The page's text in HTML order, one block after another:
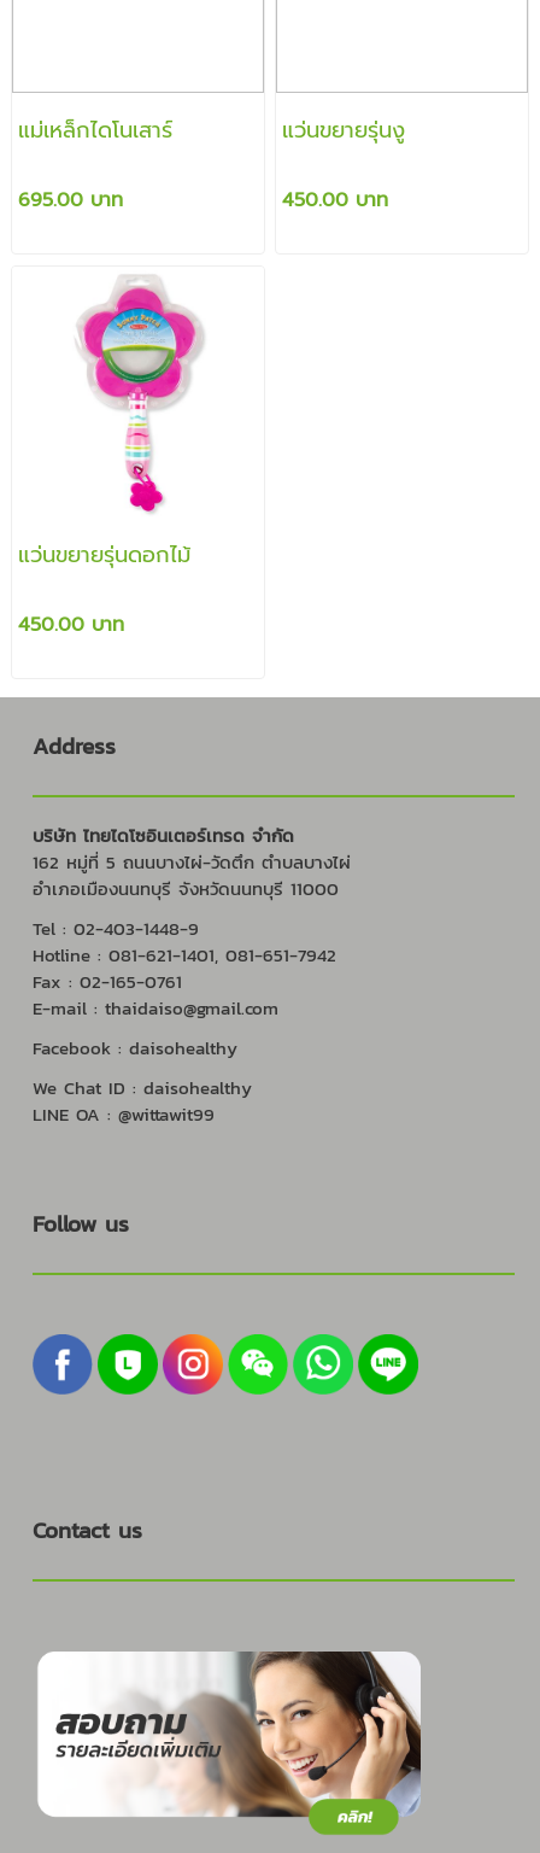
แม่เหล็กไดโนเสาร์
695.00 บาท
แว่นขยายรุ่นงู
450.00 บาท
แว่นขยายรุ่นดอกไม้
450.00 บาท
Address
บริษัท ไทยไดโซอินเตอร์เทรด จำกัด
162 หมู่ที่ 5 ถนนบางไผ่-วัดตึก ตำบลบางไผ่
อำเภอเมืองนนทบุรี จังหวัดนนทบุรี 11000
Tel : 02-403-1448-9
Hotline : 081-621-1401, 081-651-7942
Fax : 02-165-0761
E-mail : thaidaiso@gmail.com
Facebook : daisohealthy
We Chat ID : daisohealthy
LINE OA : @wittawit99
Follow us
Contact us